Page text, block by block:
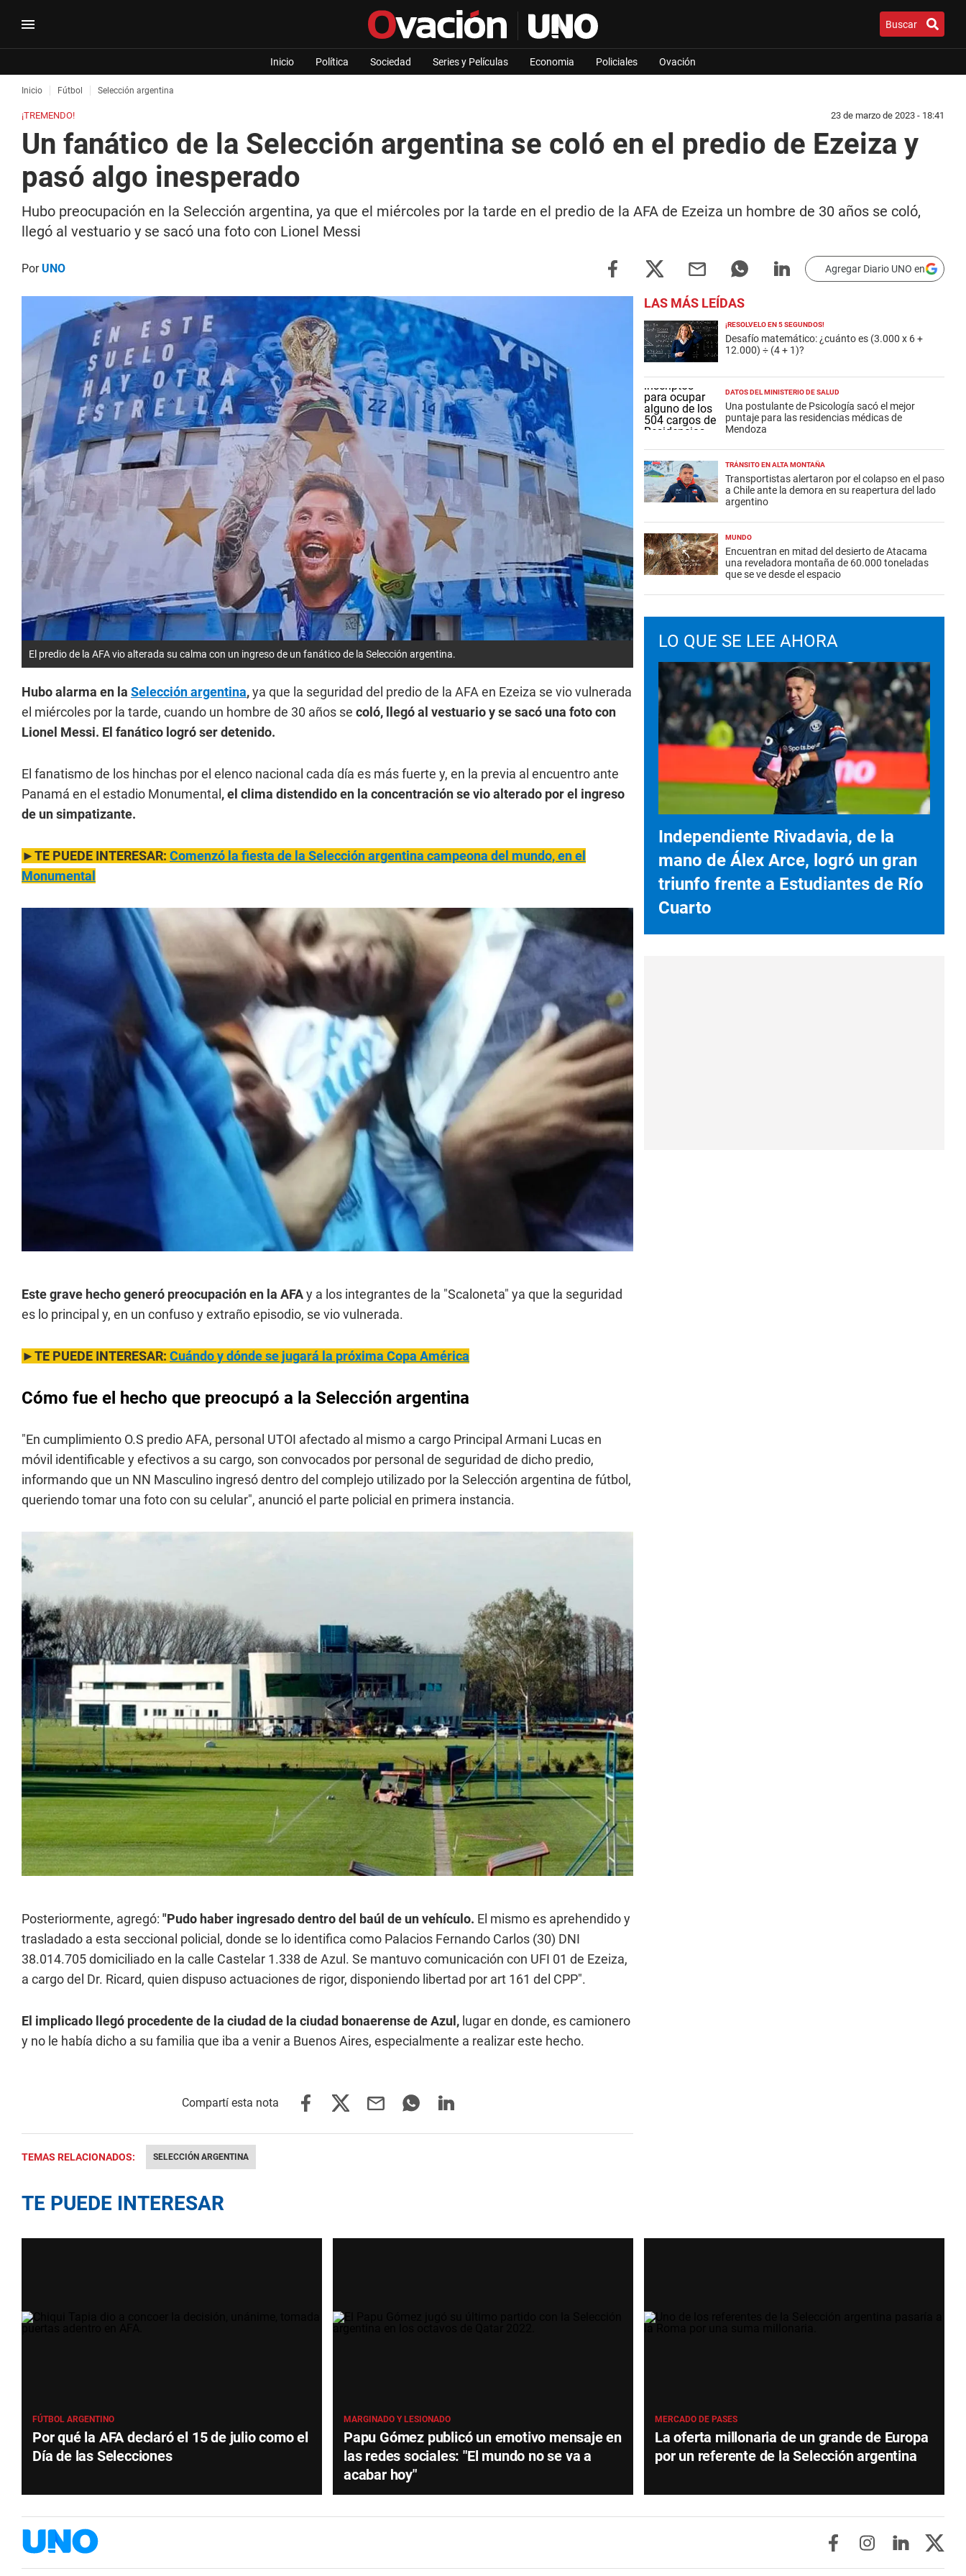
Buscar
Inicio Política Sociedad Series y Películas Economia Policiales Ovación
Inicio Fútbol Selección argentina
¡TREMENDO! 23 de marzo de 2023 - 18:41
Un fanático de la Selección argentina se coló en el predio de Ezeiza y
pasó algo inesperado
Hubo preocupación en la Selección argentina, ya que el miércoles por la tarde en el predio de la AFA de Ezeiza un hombre de 30 años se coló,
llegó al vestuario y se sacó una foto con Lionel Messi
PorUNO Agregar Diario UNO en
El predio de la AFA vio alterada su calma con un ingreso de un fanático de la Selección argentina.
Hubo alarma en la Selección argentina,ya que la seguridad del predio de la AFA en Ezeiza se vio vulnerada
el miércoles por la tarde, cuando un hombre de 30 años se coló, llegó al vestuario y se sacó una foto con
Lionel Messi. El fanático logró ser detenido.
El fanatismo de los hinchas por el elenco nacional cada día es más fuerte y, en la previa al encuentro ante
Panamá en el estadio Monumental, el clima distendido en la concentración se vio alterado por el ingreso
de un simpatizante.
►TE PUEDE INTERESAR: Comenzó la fiesta de la Selección argentina campeona del mundo, en el
Monumental
Este grave hecho generó preocupación en la AFAy a los integrantes de la "Scaloneta" ya que la seguridad
es lo principal y, en un confuso y extraño episodio, se vio vulnerada.
►TE PUEDE INTERESAR: Cuándo y dónde se jugará la próxima Copa América
Cómo fue el hecho que preocupó a la Selección argentina
"En cumplimiento O.S predio AFA, personal UTOI afectado al mismo a cargo Principal Armani Lucas en
móvil identificable y efectivos a su cargo, son convocados por personal de seguridad de dicho predio,
informando que un NN Masculino ingresó dentro del complejo utilizado por la Selección argentina de fútbol,
queriendo tomar una foto con su celular", anunció el parte policial en primera instancia.
Posteriormente, agregó: "Pudo haber ingresado dentro del baúl de un vehículo. El mismo es aprehendido y
trasladado a esta seccional policial, donde se lo identifica como Palacios Fernando Carlos (30) DNI
38.014.705 domiciliado en la calle Castelar 1.338 de Azul. Se mantuvo comunicación con UFI 01 de Ezeiza,
a cargo del Dr. Ricard, quien dispuso actuaciones de rigor, disponiendo libertad por art 161 del CPP".
El implicado llegó procedente de la ciudad de la ciudad bonaerense de Azul, lugar en donde, es camionero
y no le había dicho a su familia que iba a venir a Buenos Aires, especialmente a realizar este hecho.
TEMAS RELACIONADOS: SELECCIÓN ARGENTINA
LAS MÁS LEÍDAS
¡RESOLVELO EN 5 SEGUNDOS!
Desafío matemático: ¿cuánto es (3.000 x 6 +
12.000) ÷ (4 + 1)?
DATOS DEL MINISTERIO DE SALUD
Una postulante de Psicología sacó el mejor
puntaje para las residencias médicas de
Mendoza
TRÁNSITO EN ALTA MONTAÑA
Transportistas alertaron por el colapso en el paso
a Chile ante la demora en su reapertura del lado
argentino
MUNDO
Encuentran en mitad del desierto de Atacama
una reveladora montaña de 60.000 toneladas
que se ve desde el espacio
LO QUE SE LEE AHORA
Independiente Rivadavia, de la
mano de Álex Arce, logró un gran
triunfo frente a Estudiantes de Río
Cuarto
TE PUEDE INTERESAR
FÚTBOL ARGENTINO
Por qué la AFA declaró el 15 de julio como el
Día de las Selecciones
MARGINADO Y LESIONADO
Papu Gómez publicó un emotivo mensaje en
las redes sociales: "El mundo no se va a
acabar hoy"
MERCADO DE PASES
La oferta millonaria de un grande de Europa
por un referente de la Selección argentina